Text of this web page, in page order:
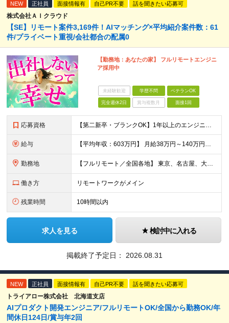
NEW 正社員 面接情報有 自己PR不要 話を聞きたい応募可
株式会社ＡＩクラウド
【SE】リモート案件3,169件！AIマッチング×平均紹介案件数：61
件/プライベート重視/会社都合の配属0
【勤務地：あなたの家】 フルリモートエンジニ
ア採用中
未経験歓迎 学歴不問 ベテランOK
完全週休2日 賞与複数月 面接1回
応募資格 【第二新卒・ブランクOK】1年以上のエンジニア経験がある方(開発・インフラ・工程・言語一切不問） 文理・学歴不問 【歓迎条件】 ◆AI・クラウド案件に参画したい方 ◆下流工程から上流工程へステップア
給与 【平均年収：603万円】 月給38万円～140万円＋諸手当（経験者） 【平均年収603万円】 ※案件の契約内容や昇給額などはすべて開示します。 ※経験や能力を考慮し決定します。 ※月給には固定残業
勤務地 【フルリモート／全国各地】 東京、名古屋、大阪、福岡を中心とした全国のプロジェクトにアサイン。 ※プロジェクトは完全選択制です。 ※フルリモート、ハイブリッド型、常駐案件から自由に選択可能です。 ※転
働き方 リモートワークがメイン
残業時間 10時間以内
求人を見る 検討中に入れる
掲載終了予定日： 2026.08.31
NEW 正社員 面接情報有 自己PR不要 話を聞きたい応募可
トライアロー株式会社 北海道支店
AIプロダクト開発エンジニア/フルリモートOK/全国から勤務OK/年
間休日124日/賞与年2回